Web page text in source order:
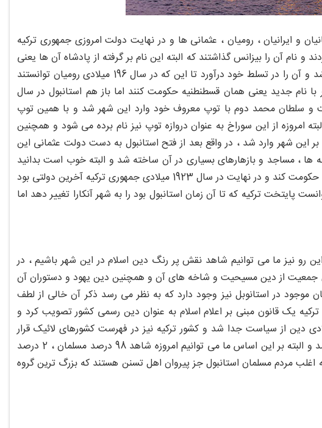
و ایرانیان ، رومیان ، عثمانی ها و در نهایت دولت امروزی جمهوری ترکیه
گذاری کردند و نام آن را بیزانس گذاشتند که البته این نام بر گرفته از پادشاه آن ها یعنی
بیزانتیوم می باشد اما در چند سال بعد داریوش بزرگ به این شهر وارد شد و آن را در تسلط خود درآورد تا این که در سال 196 میلادی رومیان توانستند
با نام جدید یعنی همان قسطنطنیه حکومت کنند اما باز هم استانبول در سال
قرار گرفت و سلطان محمد دوم با توپ معروف خود وارد این شهر شد و با همین توپ
امروزه از این سوراخ به عنوان دروازه توپ نیز نام برده می شود و همچنین
شهر وارد شد ، در واقع بعد از فتح استانبول به دست دولت عثمانی این
، مساجد و بازهارهای بسیاری در آن ساخته شد و البته خوب است بدانید
که این دولت تنها حکومتی است که توانست بر این شهر به مدت طولانی حکومت کند و در نهایت در سال 1923 میلادی جمهوری ترکیه آخرین دولتی بود
ترکیه که تا آن زمان استانبول بود را به شهر آنکارا تغییر دهد اما
رو نیز ما می توانیم شاهد نقش پر رنگ دین اسلام در این شهر باشیم ، در
جمعیت از دین مسیحیت و شاخه های آن و همچنین دین یهود و دستوران آن
در استانوبل نیز وجود دارد که به نظر می رسد ذکر آن خالی از لطف
سال 1924 میلادی دولت جمهوری ترکیه یک قانون مبنی بر اعلام اسلام به عنوان دین رسمی کشور تصویب کرد و
باید از این دین پیروی می کردند تا این که در سال 1928 میلادی دین از سیاست جدا شد و کشور ترکیه نیز در فهرست کشورهای لائیک قرار
گرفت و از این زمان به بعد هر کسی می توانست دین خود را داشته باشد و البته بر این اساس ما می توانیم امروزه شاهد 98 درصد مسلمان ، 2 درصد
مردم مسلمان استانبول جز پیروان اهل تسنن هستند که بزرگ ترین گروه